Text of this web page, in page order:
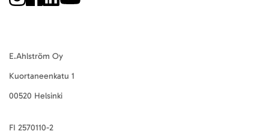
E.Ahlström Oy
Kuortaneenkatu 1
00520 Helsinki
FI 2570110-2